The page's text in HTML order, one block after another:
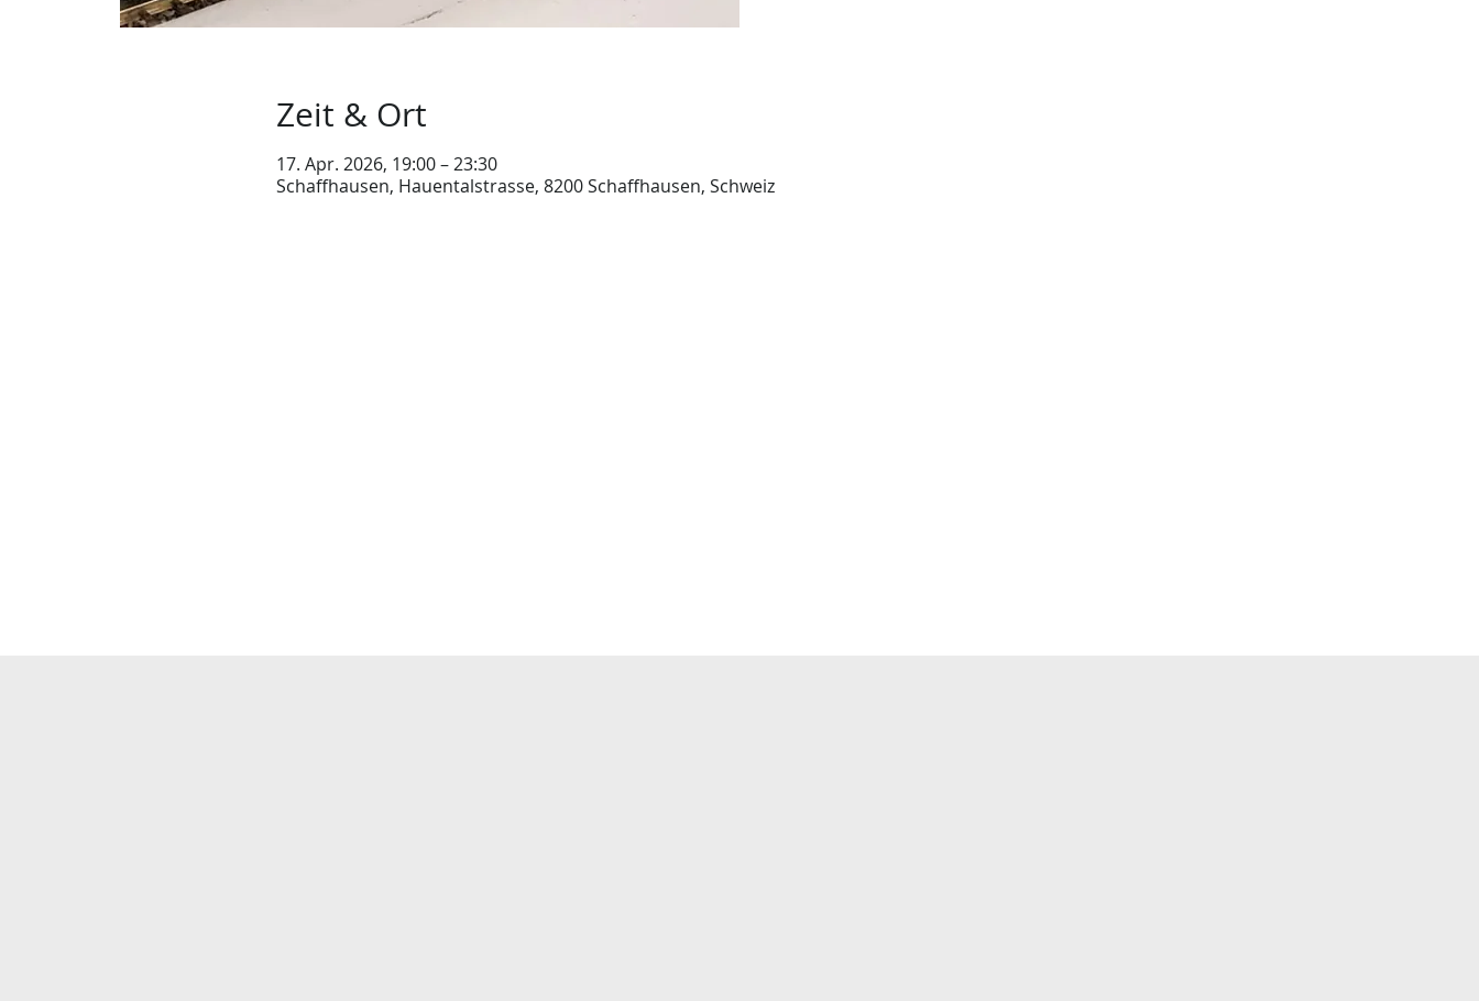
Zeit & Ort
17. Apr. 2026, 19:00 – 23:30
Schaffhausen, Hauentalstrasse, 8200 Schaffhausen, Schweiz